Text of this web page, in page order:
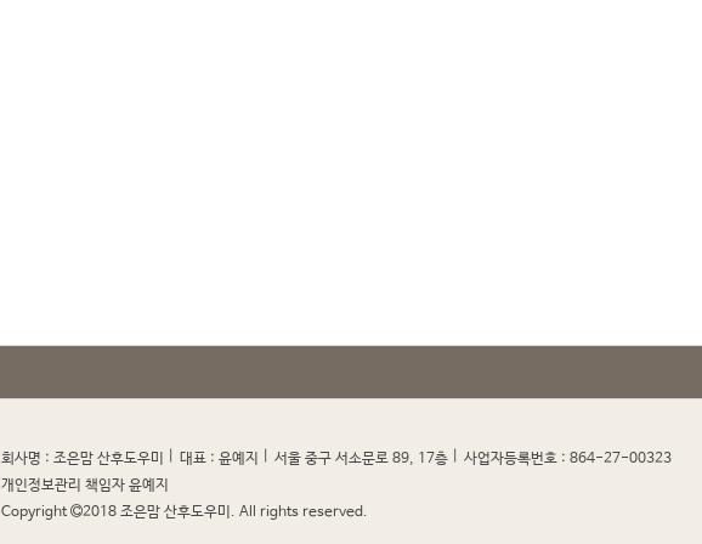
회사명 : 조은맘 산후도우미 대표 : 윤예지 서울 중구 서소문로 89, 17층 사업자등록번호 : 864-27-00323
개인정보관리 책임자 윤예지
Copyright
2018 조은맘 산후도우미. All rights reserved.